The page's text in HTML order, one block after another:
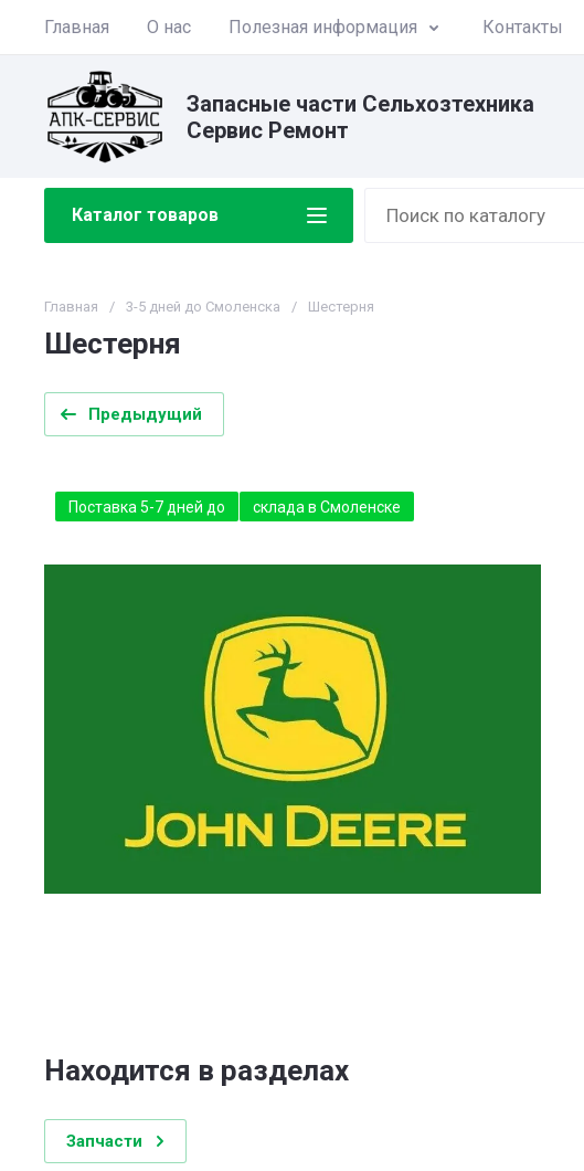
Главная О нас Полезная информация Контакты
Запасные части Сельхозтехника
Сервис Ремонт
Каталог товаров
Главная / 3-5 дней до Смоленска / Шестерня
Шестерня
Предыдущий
Поставка 5-7 дней до склада в Смоленске
Находится в разделах
Запчасти